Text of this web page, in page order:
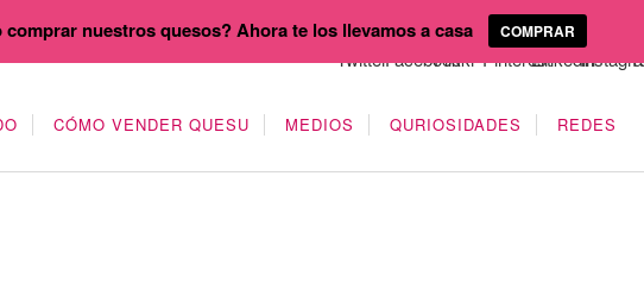
CÓMO VENDER QUESU MEDIOS QURIOSIDADES REDES
nuestros quesos? Ahora te los llevamos a casa COMPRAR